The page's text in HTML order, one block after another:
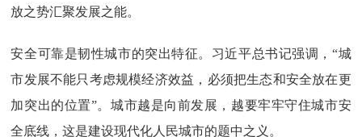
放之势汇聚发展之能。
安全可靠是韧性城市的突出特征。习近平总书记强调，“城
市发展不能只考虑规模经济效益，必须把生态和安全放在更
加突出的位置”。城市越是向前发展，越要牢牢守住城市安
全底线，这是建设现代化人民城市的题中之义。